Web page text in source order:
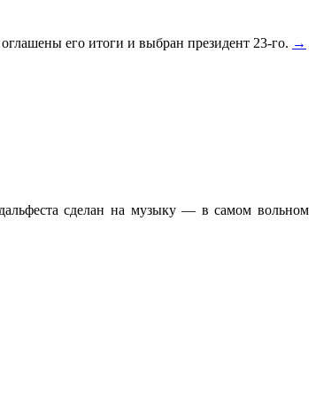
его итоги и выбран президент 23-го. →
сделан на музыку — в самом вольном